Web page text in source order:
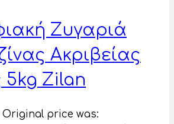
Ζυγαριά
Ακριβείας
5kg Zilan
Original price was: